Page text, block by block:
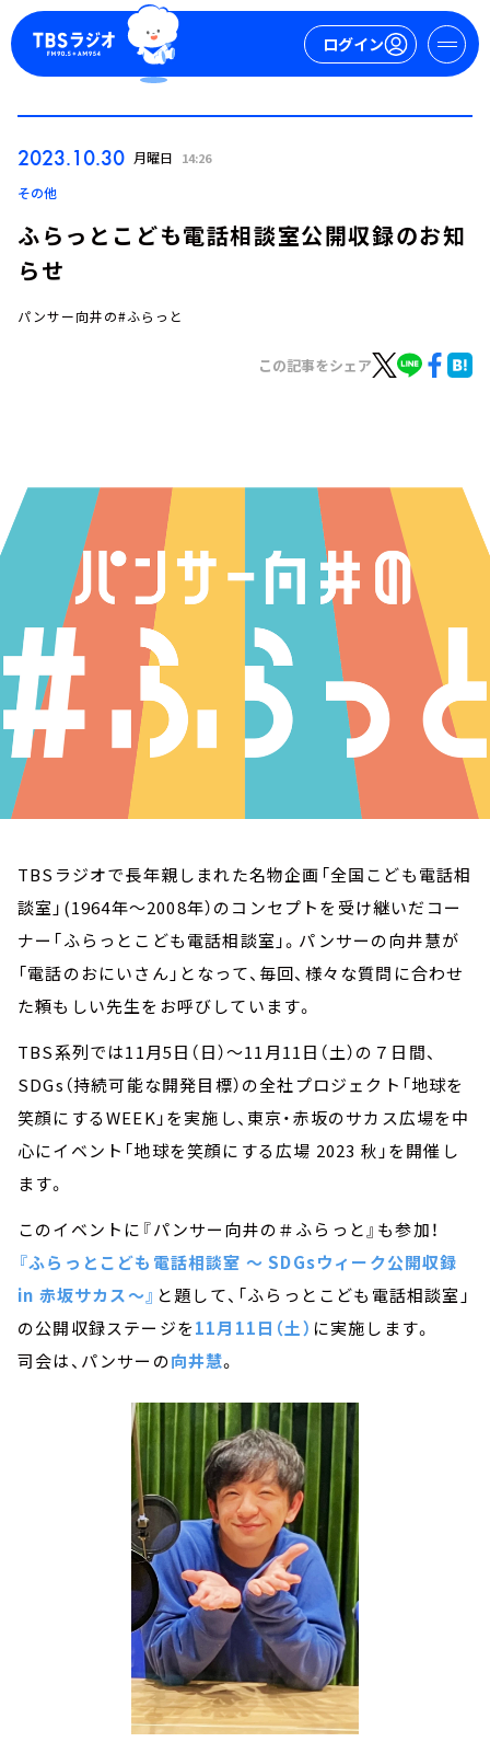
ログイン
お知らせ
イベント・グッズ
YouTube
会社情報
2023.10.30 月曜日 14:26
その他
ふらっとこども電話相談室公開収録のお知
らせ
パンサー向井の#ふらっと
この記事をシェア
TBSラジオで長年親しまれた名物企画「全国こども電話相
談室」(1964年～2008年）のコンセプトを受け継いだコー
ナー「ふらっとこども電話相談室」。パンサーの向井慧が
「電話のおにいさん」となって、毎回、様々な質問に合わせ
た頼もしい先生をお呼びしています。
TBS系列では11月5日（日）～11月11日（土）の７日間、
SDGs（持続可能な開発目標）の全社プロジェクト「地球を
笑顔にするWEEK」を実施し、東京・赤坂のサカス広場を中
心にイベント「地球を笑顔にする広場 2023 秋」を開催し
ます。
このイベントに『パンサー向井の＃ふらっと』も参加！
『ふらっとこども電話相談室 ～ SDGsウィーク公開収録
in 赤坂サカス～』 と題して、「ふらっとこども電話相談室」
の公開収録ステージを11月11日（土） に実施します。
司会は、パンサーの向井慧。